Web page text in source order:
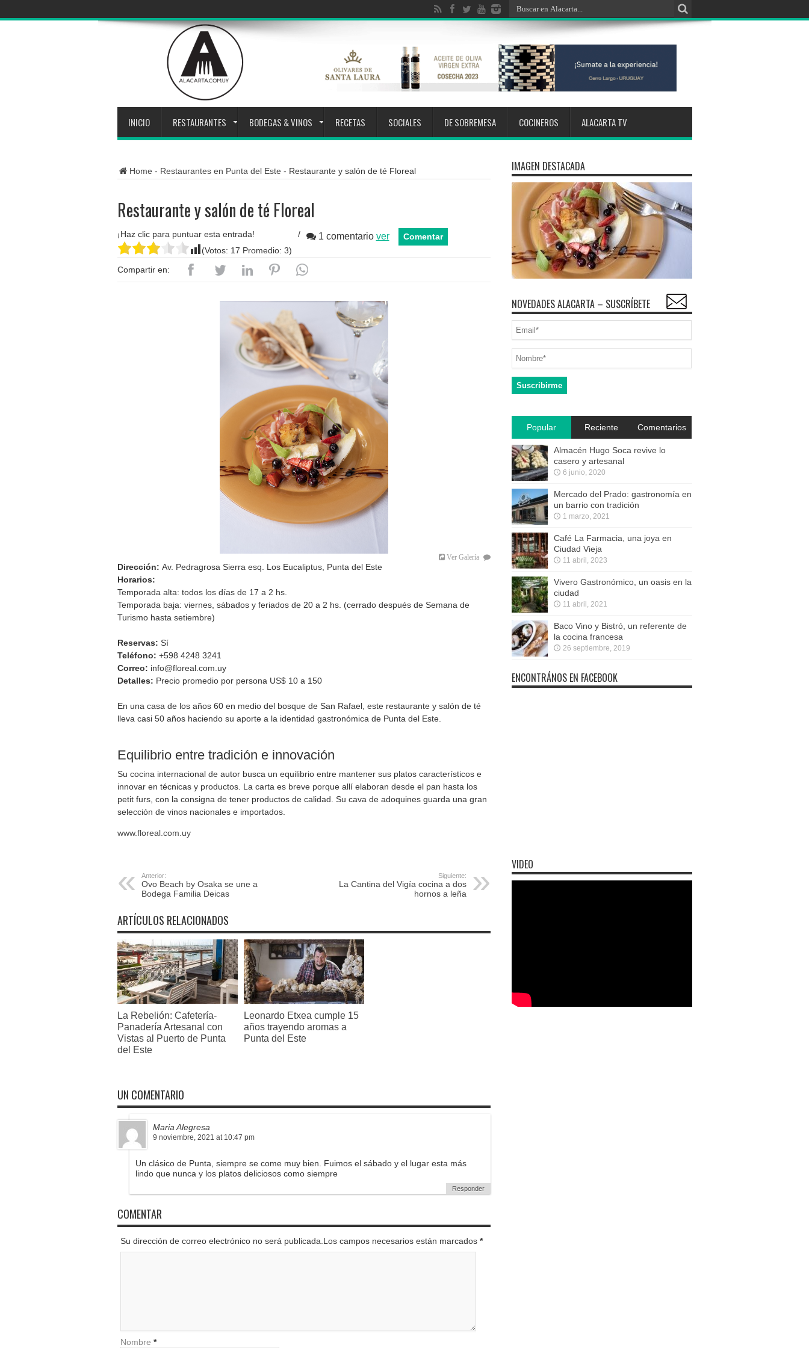
INICIO RESTAURANTES BODEGAS & VINOS RECETAS SOCIALES DE SOBREMESA COCINEROS ALACARTA TV
Home - Restaurantes en Punta del Este - Restaurante y salón de té Floreal
Restaurante y salón de té Floreal
¡Haz clic para puntuar esta entrada!
(Votos: 17 Promedio: 3)
/ 1 comentario ver Comentar
Compartir en:
Ver Galería
Dirección: Av. Pedragrosa Sierra esq. Los Eucaliptus, Punta del Este
Horarios:
Temporada alta: todos los días de 17 a 2 hs.
Temporada baja: viernes, sábados y feriados de 20 a 2 hs. (cerrado después de Semana de
Turismo hasta setiembre)
Reservas: Sí
Teléfono: +598 4248 3241
Correo: info@floreal.com.uy
Detalles: Precio promedio por persona US$ 10 a 150
En una casa de los años 60 en medio del bosque de San Rafael, este restaurante y salón de té
lleva casi 50 años haciendo su aporte a la identidad gastronómica de Punta del Este.
Equilibrio entre tradición e innovación
Su cocina internacional de autor busca un equilibrio entre mantener sus platos característicos e
innovar en técnicas y productos. La carta es breve porque allí elaboran desde el pan hasta los
petit furs, con la consigna de tener productos de calidad. Su cava de adoquines guarda una gran
selección de vinos nacionales e importados.
www.floreal.com.uy
Anterior:
Ovo Beach by Osaka se une a
Bodega Familia Deicas
Siguiente:
La Cantina del Vigía cocina a dos
hornos a leña
ARTÍCULOS RELACIONADOS
La Rebelión: Cafetería-
Panadería Artesanal con
Vistas al Puerto de Punta
del Este
Leonardo Etxea cumple 15
años trayendo aromas a
Punta del Este
UN COMENTARIO
Maria Alegresa
9 noviembre, 2021 at 10:47 pm
Un clásico de Punta, siempre se come muy bien. Fuimos el sábado y el lugar esta más
lindo que nunca y los platos deliciosos como siempre
Responder
COMENTAR
Su dirección de correo electrónico no será publicada.Los campos necesarios están marcados *
Nombre *
IMAGEN DESTACADA
NOVEDADES ALACARTA – SUSCRÍBETE
Popular Reciente Comentarios
Almacén Hugo Soca revive lo
casero y artesanal
6 junio, 2020
Mercado del Prado: gastronomía en
un barrio con tradición
1 marzo, 2021
Café La Farmacia, una joya en
Ciudad Vieja
11 abril, 2023
Vivero Gastronómico, un oasis en la
ciudad
11 abril, 2021
Baco Vino y Bistró, un referente de
la cocina francesa
26 septiembre, 2019
ENCONTRÁNOS EN FACEBOOK
VIDEO